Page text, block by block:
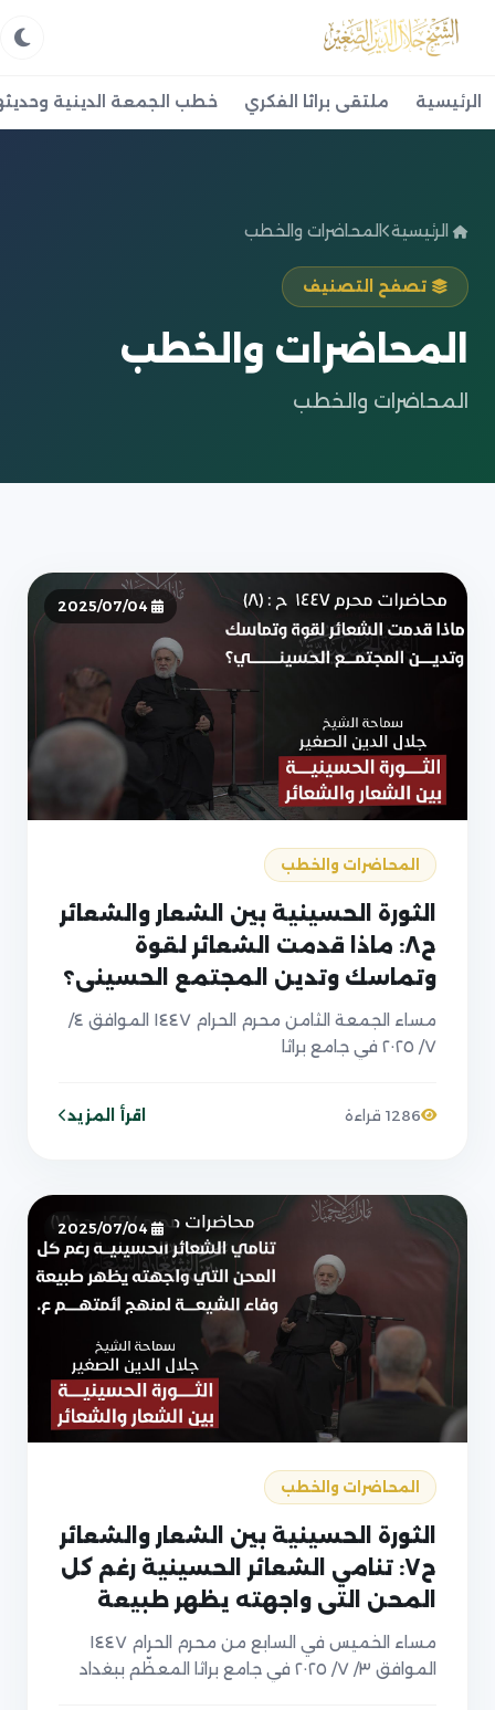
الرئيسية ملتقى براثا الفكري خطب الجمعة الدينية
الرئيسية المحاضرات والخطب
تصفح التصنيف
المحاضرات والخطب
المحاضرات والخطب
المحاضرات والخطب
الثورة الحسينية بين الشعار والشعائر
ح٨: ماذا قدمت الشعائر لقوة
وتماسك وتدين المجتمع الحسيني؟
مساء الجمعة الثامن محرم الحرام ١٤٤٧ الموافق ٤/
٧/ ٢٠٢٥ في جامع براثا
1286 قراءة اقرأ المزيد
المحاضرات والخطب
الثورة الحسينية بين الشعار والشعائر
ح٧: تنامي الشعائر الحسينية رغم كل
المحن التي واجهته يظهر طبيعة
وفاء الشيعة لمنهج أئمتهم ع.مساء الخميس في السابع من محرم الحرام ١٤٤٧
الموافق ٣/ ٧/ ٢٠٢٥ في جامع براثا المعظّم ببغداد